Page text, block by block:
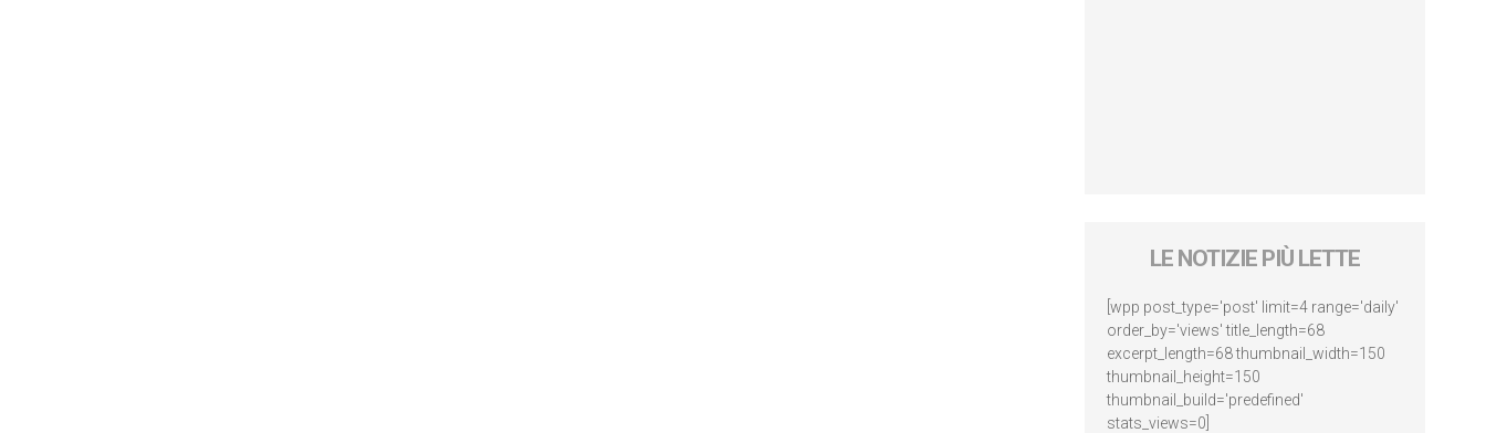
LE NOTIZIE PIÙ LETTE
[wpp post_type='post' limit=4 range='daily'
order_by='views' title_length=68
excerpt_length=68 thumbnail_width=150
thumbnail_height=150
thumbnail_build='predefined'
stats_views=0]